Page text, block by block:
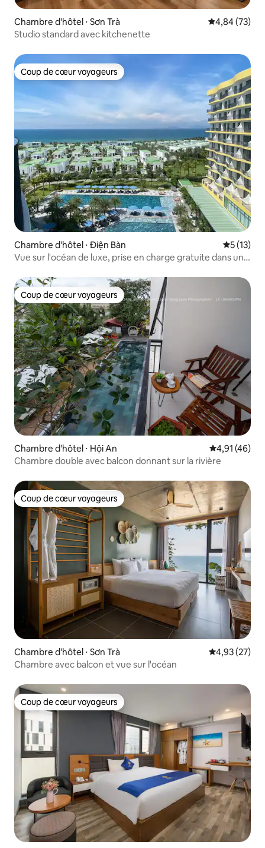
Chambre d'hôtel ⋅ Sơn Trà Évaluation
4,84 (73)
Studio standard avec kitchenette
Coup de cœur voyageurs
Coup de cœur voyageurs
Chambre d'hôtel ⋅ Điện Bàn
5 (13)
Vue sur l'océan de luxe, prise en charge gratuite dans un
Coup de cœur voyageurs
Coup de cœur voyageurs
Chambre d'hôtel ⋅ Hội An Évaluation
4,91 (46)
Chambre double avec balcon donnant sur la rivière
Coup de cœur voyageurs
Coup de cœur voyageurs
Chambre d'hôtel ⋅ Sơn Trà Évaluation
4,93 (27)
Chambre avec balcon et vue sur l'océan
Coup de cœur voyageurs
Coup de cœur voyageurs